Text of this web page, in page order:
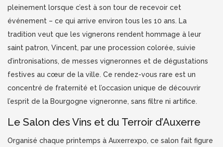
pleinement lorsque c’est à son tour de recevoir cet
événement – ce qui arrive environ tous les 10 ans. La
tradition veut que les vignerons rendent hommage à leur
saint patron, Vincent, par une procession colorée, suivie
d’intronisations, de messes vigneronnes et de dégustations
festives au cœur de la ville. Ce rendez-vous rare est un
concentré de fraternité et l’occasion unique de découvrir
l’esprit de la Bourgogne vigneronne, sans filtre ni artifice.
Le Salon des Vins et du Terroir d’Auxerre
Organisé chaque printemps à Auxerrexpo, ce salon fait figure